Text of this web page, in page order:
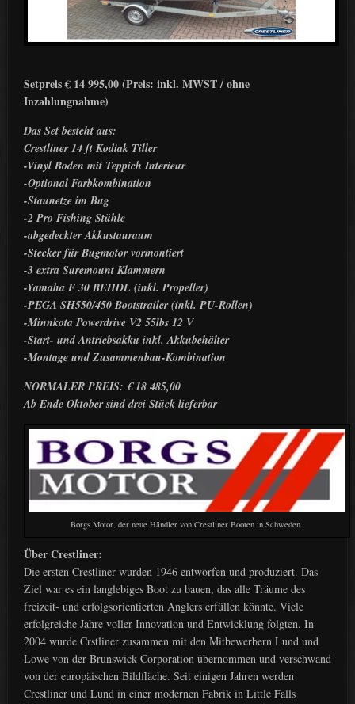
Setpreis € 14 995,00 (Preis: inkl. MWST / ohne
Inzahlungnahme)
Das Set besteht aus:
Crestliner 14 ft Kodiak Tiller
-Vinyl Boden mit Teppich Interieur
-Optional Farbkombination
-Staunetze im Bug
-2 Pro Fishing Stühle
-abgedeckter Akkustauraum
-Stecker für Bugmotor vormontiert
-3 extra Suremount Klammern
-Yamaha F 30 BEHDL (inkl. Propeller)
-PEGA SH550/450 Bootstrailer (inkl. PU-Rollen)
-Minnkota Powerdrive V2 55lbs 12 V
-Start- und Antriebsakku inkl. Akkubehälter
-Montage und Zusammenbau-Kombination
NORMALER PREIS: € 18 485,00
Ab Ende Oktober sind drei Stück lieferbar
Borgs Motor, der neue Händler von Crestliner Booten in Schweden.
Über Crestliner:
Die ersten Crestliner wurden 1946 entworfen und produziert. Das
Ziel war es ein langlebiges Boot zu bauen, das alle Träume des
freizeit- und erfolgsorientierten Anglers erfüllen könnte. Viele
erfolgreiche Jahre voller Innovation und Entwicklung folgten. In
2004 wurde Crstliner zusammen mit den Mitbewerbern Lund und
Lowe von der Brunswick Corporation übernommen und verschwand
von der europäischen Bildfläche. Seit einigen Jahren werden
Crestliner und Lund in einer modernen Fabrik in Little Falls